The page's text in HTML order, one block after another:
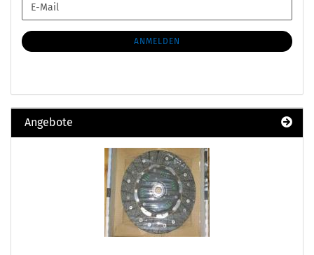
ZUR
ANMELDUNG
E-
Mail
ANMELDEN
Angebote